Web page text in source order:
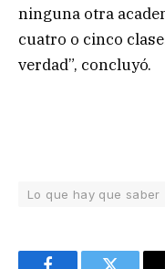
ninguna otra
cuatro o cinco
verdad”, concluyó.
Lo que hay que saber